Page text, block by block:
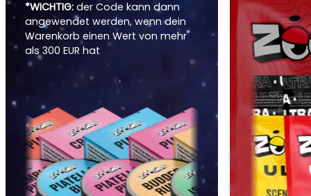
*WICHTIG: der Code kann dann
angewendet werden, wenn dein
Warenkorb einen Wert von mehr
als 300 EUR hat